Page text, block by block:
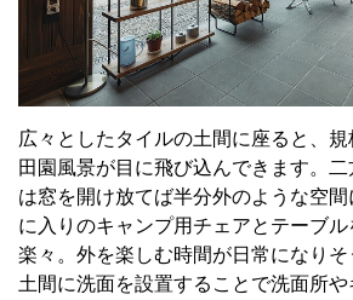
広々としたタイルの土間に座ると、
田園風景が目に飛び込んできます。
は窓を開け放てば半分外のような空
に入りのキャンプ用チェアとテーブ
楽々。外を楽しむ時間が日常になりそ
土間に洗面を設置することで洗面所や